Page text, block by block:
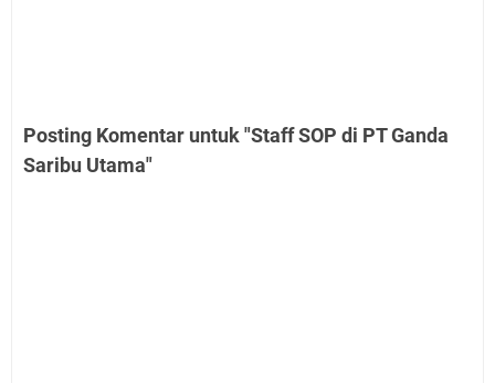
Posting Komentar untuk "Staff SOP di PT Ganda
Saribu Utama"